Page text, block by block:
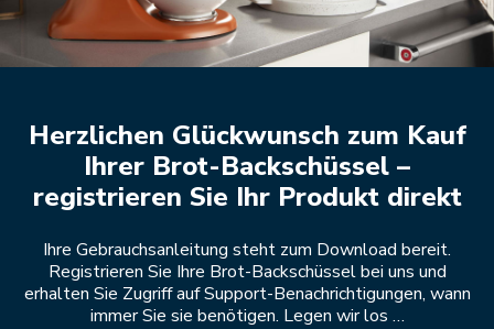
Herzlichen Glückwunsch zum Kauf
Ihrer Brot-Backschüssel –
registrieren Sie Ihr Produkt direkt
Ihre Gebrauchsanleitung steht zum Download bereit.
Registrieren Sie Ihre Brot-Backschüssel bei uns und
erhalten Sie Zugriff auf Support-Benachrichtigungen, wann
immer Sie sie benötigen. Legen wir los …
Jetzt registrieren